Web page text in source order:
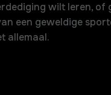
wilt leren, of
een geweldige
allemaal.